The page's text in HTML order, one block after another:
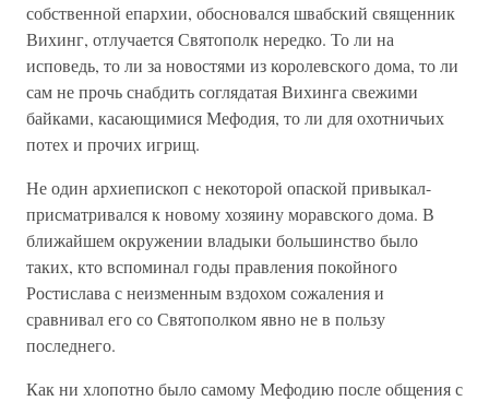
собственной епархии, обосновался швабский священник
Вихинг, отлучается Святополк нередко. То ли на
исповедь, то ли за новостями из королевского дома, то ли
сам не прочь снабдить соглядатая Вихинга свежими
байками, касающимися Мефодия, то ли для охотничьих
потех и прочих игрищ.
Не один архиепископ с некоторой опаской привыкал-
присматривался к новому хозяину моравского дома. В
ближайшем окружении владыки большинство было
таких, кто вспоминал годы правления покойного
Ростислава с неизменным вздохом сожаления и
сравнивал его со Святополком явно не в пользу
последнего.
Как ни хлопотно было самому Мефодию после общения с